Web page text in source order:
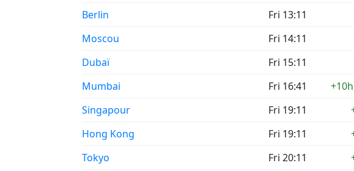
Berlin
Fri 13:11
Moscou
Fri 14:11
Dubaï
Fri 15:11
Mumbai
Fri 16:41
Singapour
Fri 19:11
Hong Kong
Fri 19:11
Tokyo
Fri 20:11